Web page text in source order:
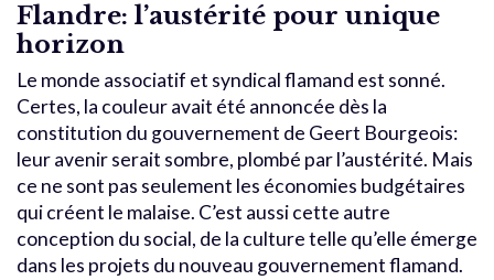
Flandre: l’austérité pour unique
horizon
Le monde associatif et syndical flamand est sonné.
Certes, la couleur avait été annoncée dès la
constitution du gouvernement de Geert Bourgeois:
leur avenir serait sombre, plombé par l’austérité. Mais
ce ne sont pas seulement les économies budgétaires
qui créent le malaise. C’est aussi cette autre
conception du social, de la culture telle qu’elle émerge
dans les projets du nouveau gouvernement flamand.